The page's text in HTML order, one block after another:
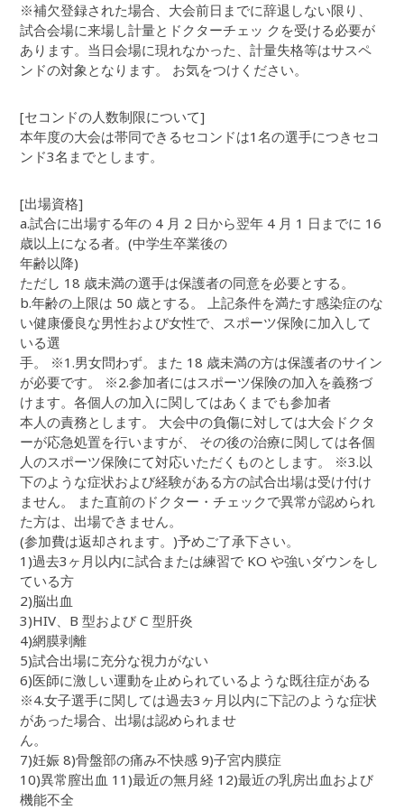
※補欠登録された場合、大会前日までに辞退しない限り、
試合会場に来場し計量とドクターチェッ クを受ける必要が
あります。当日会場に現れなかった、計量失格等はサスペ
ンドの対象となります。 お気をつけください。
[セコンドの人数制限について]
本年度の大会は帯同できるセコンドは1名の選手につきセコ
ンド3名までとします。
[出場資格]
a.試合に出場する年の 4 月 2 日から翌年 4 月 1 日までに 16
歳以上になる者。(中学生卒業後の
年齢以降)
ただし 18 歳未満の選手は保護者の同意を必要とする。
b.年齢の上限は 50 歳とする。 上記条件を満たす感染症のな
い健康優良な男性および女性で、スポーツ保険に加入して
いる選
手。 ※1.男女問わず。また 18 歳未満の方は保護者のサイン
が必要です。 ※2.参加者にはスポーツ保険の加入を義務づ
けます。各個人の加入に関してはあくまでも参加者
本人の責務とします。 大会中の負傷に対しては大会ドクタ
ーが応急処置を行いますが、 その後の治療に関しては各個
人のスポーツ保険にて対応いただくものとします。 ※3.以
下のような症状および経験がある方の試合出場は受け付け
ません。 また直前のドクター・チェックで異常が認められ
た方は、出場できません。
(参加費は返却されます。)予めご了承下さい。
1)過去3ヶ月以内に試合または練習で KO や強いダウンをし
ている方
2)脳出血
3)HIV、B 型および C 型肝炎
4)網膜剥離
5)試合出場に充分な視力がない
6)医師に激しい運動を止められているような既往症がある
※4.女子選手に関しては過去3ヶ月以内に下記のような症状
があった場合、出場は認められませ
ん。
7)妊娠 8)骨盤部の痛み不快感 9)子宮内膜症
10)異常膣出血 11)最近の無月経 12)最近の乳房出血および
機能不全